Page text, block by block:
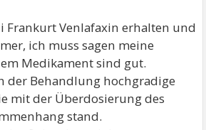
Frankurt Venlafaxin erhalten und
ich muss sagen meine
Medikament sind gut.
der Behandlung hochgradige
mit der Überdosierung des
stand.